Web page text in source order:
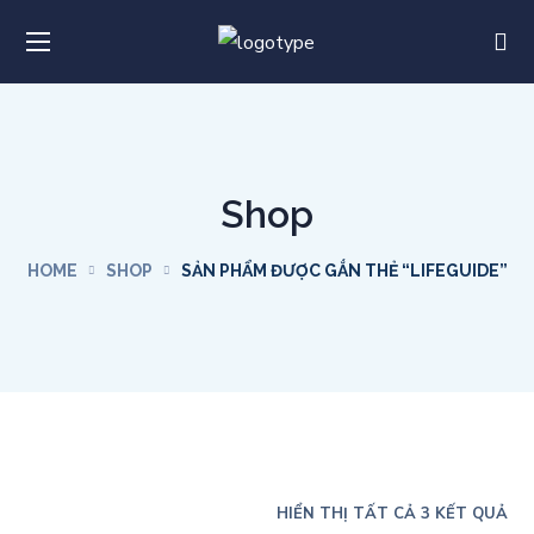
Shop
HOME SHOP SẢN PHẨM ĐƯỢC GẮN THẺ “LIFEGUIDE”
HIỂN THỊ TẤT CẢ 3 KẾT QUẢ